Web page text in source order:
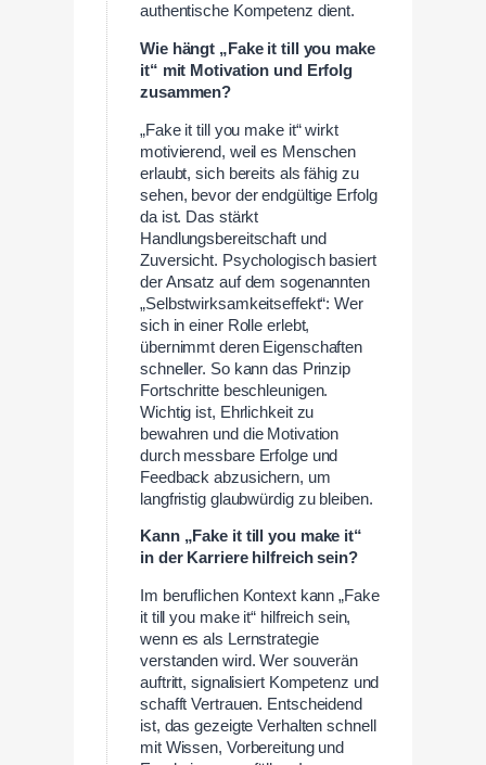
authentische Kompetenz dient.
Wie hängt „Fake it till you make
it“ mit Motivation und Erfolg
zusammen?
„Fake it till you make it“ wirkt
motivierend, weil es Menschen
erlaubt, sich bereits als fähig zu
sehen, bevor der endgültige Erfolg
da ist. Das stärkt
Handlungsbereitschaft und
Zuversicht. Psychologisch basiert
der Ansatz auf dem sogenannten
„Selbstwirksamkeitseffekt“: Wer
sich in einer Rolle erlebt,
übernimmt deren Eigenschaften
schneller. So kann das Prinzip
Fortschritte beschleunigen.
Wichtig ist, Ehrlichkeit zu
bewahren und die Motivation
durch messbare Erfolge und
Feedback abzusichern, um
langfristig glaubwürdig zu bleiben.
Kann „Fake it till you make it“
in der Karriere hilfreich sein?
Im beruflichen Kontext kann „Fake
it till you make it“ hilfreich sein,
wenn es als Lernstrategie
verstanden wird. Wer souverän
auftritt, signalisiert Kompetenz und
schafft Vertrauen. Entscheidend
ist, das gezeigte Verhalten schnell
mit Wissen, Vorbereitung und